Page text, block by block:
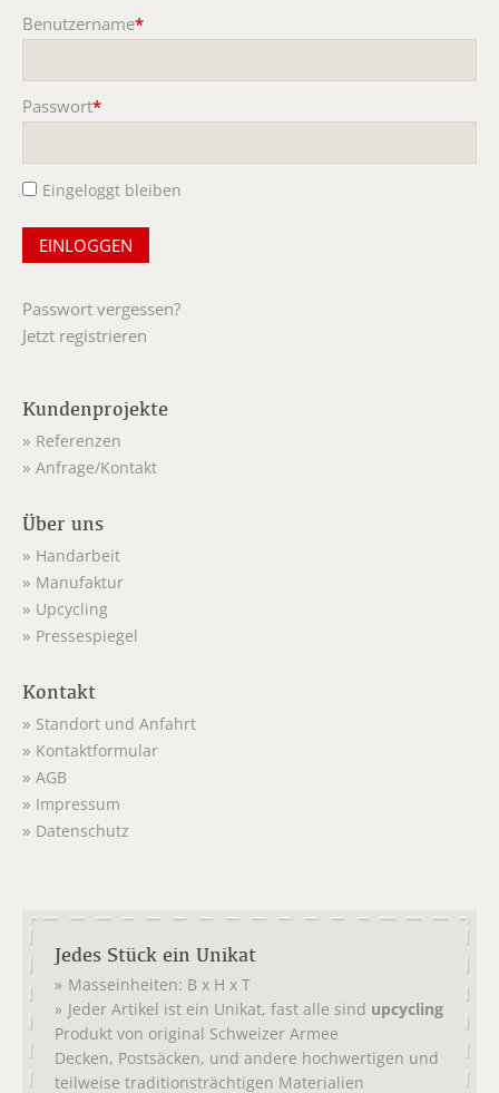
Benutzername*
Passwort*
Eingeloggt bleiben
Passwort vergessen?
Jetzt registrieren
Kundenprojekte
Referenzen
Anfrage/Kontakt
Über uns
Handarbeit
Manufaktur
Upcycling
Pressespiegel
Kontakt
Standort und Anfahrt
Kontaktformular
AGB
Impressum
Datenschutz
Jedes Stück ein Unikat
Masseinheiten: B x H x T
Jeder Artikel ist ein Unikat, fast alle sind upcycling
Produkt von original Schweizer Armee
Decken, Postsäcken, und andere hochwertigen und
teilweise traditionsträchtigen Materialien